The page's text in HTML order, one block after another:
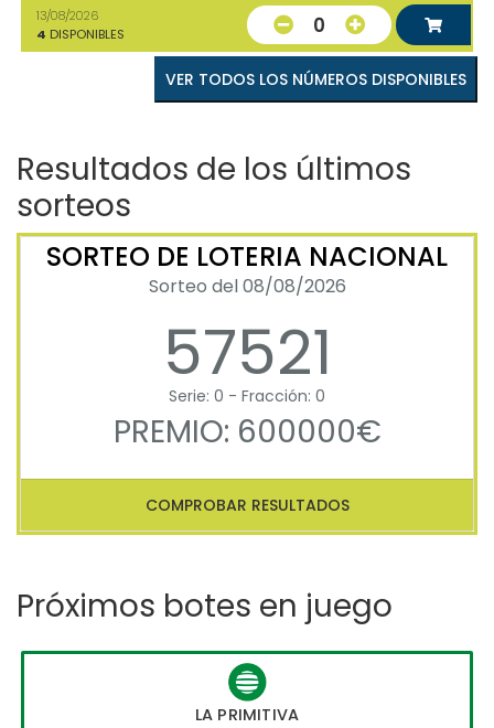
13/08/2026
4 DISPONIBLES 0
VER TODOS LOS NÚMEROS DISPONIBLES
Resultados de los últimos
sorteos
SORTEO DE LOTERIA NACIONAL
Sorteo del 08/08/2026
57521
Serie: 0 - Fracción: 0
PREMIO: 600000€
COMPROBAR RESULTADOS
Próximos botes en juego
LA PRIMITIVA